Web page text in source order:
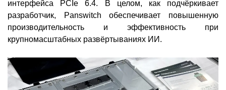
интерфейса PCIe 6.4. В целом, как подчёркивает
разработчик, Panswitch обеспечивает повышенную
производительность и эффективность при
крупномасштабных развёртываниях ИИ.